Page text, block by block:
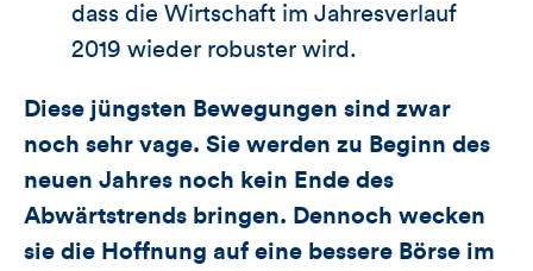
dass die Wirtschaft im Jahresverlauf
2019 wieder robuster wird.
Diese jüngsten Bewegungen sind zwar
noch sehr vage. Sie werden zu Beginn des
neuen Jahres noch kein Ende des
Abwärtstrends bringen. Dennoch wecken
sie die Hoffnung auf eine bessere Börse im